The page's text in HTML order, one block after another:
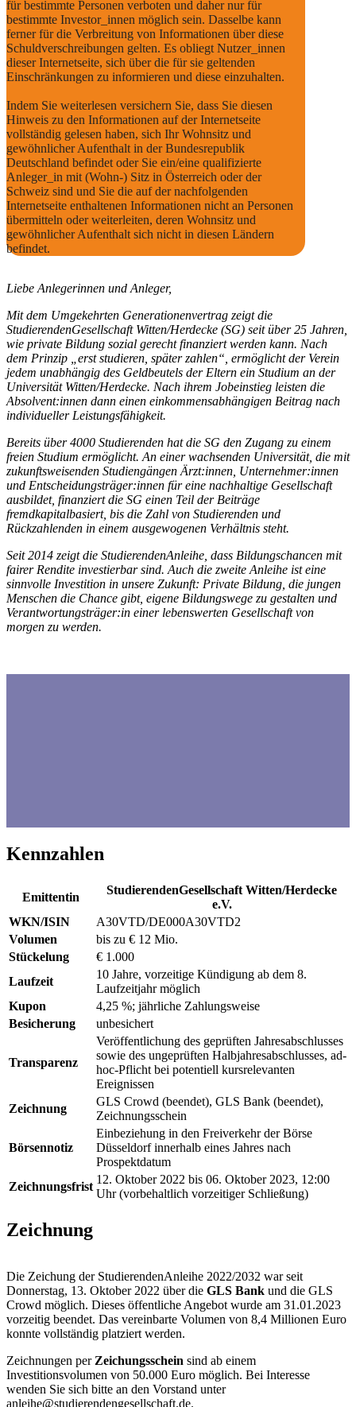
für bestimmte Personen verboten und daher nur für
bestimmte Investor_innen möglich sein. Dasselbe kann
ferner für die Verbreitung von Informationen über diese
Schuldverschreibungen gelten. Es obliegt Nutzer_innen
dieser Internetseite, sich über die für sie geltenden
Einschränkungen zu informieren und diese einzuhalten.
Indem Sie weiterlesen versichern Sie, dass Sie diesen
Hinweis zu den Informationen auf der Internetseite
vollständig gelesen haben, sich Ihr Wohnsitz und
gewöhnlicher Aufenthalt in der Bundesrepublik
Deutschland befindet oder Sie ein/eine qualifizierte
Anleger_in mit (Wohn-) Sitz in Österreich oder der
Schweiz sind und Sie die auf der nachfolgenden
Internetseite enthaltenen Informationen nicht an Personen
übermitteln oder weiterleiten, deren Wohnsitz und
gewöhnlicher Aufenthalt sich nicht in diesen Ländern
befindet.
Liebe Anlegerinnen und Anleger,
Mit dem Umgekehrten Generationenvertrag zeigt die
StudierendenGesellschaft Witten/Herdecke (SG) seit über 25 Jahren,
wie private Bildung sozial gerecht finanziert werden kann. Nach
dem Prinzip „erst studieren, später zahlen“, ermöglicht der Verein
jedem unabhängig des Geldbeutels der Eltern ein Studium an der
Universität Witten/Herdecke. Nach ihrem Jobeinstieg leisten die
Absolvent:innen dann einen einkommensabhängigen Beitrag nach
individueller Leistungsfähigkeit.
Bereits über 4000 Studierenden hat die SG den Zugang zu einem
freien Studium ermöglicht. An einer wachsenden Universität, die mit
zukunftsweisenden Studiengängen Ärzt:innen, Unternehmer:innen
und Entscheidungsträger:innen für eine nachhaltige Gesellschaft
ausbildet, finanziert die SG einen Teil der Beiträge
fremdkapitalbasiert, bis die Zahl von Studierenden und
Rückzahlenden in einem ausgewogenen Verhältnis steht.
Seit 2014 zeigt die StudierendenAnleihe, dass Bildungschancen mit
fairer Rendite investierbar sind. Auch die zweite Anleihe ist eine
sinnvolle Investition in unsere Zukunft: Private Bildung, die jungen
Menschen die Chance gibt, eigene Bildungswege zu gestalten und
Verantwortungsträger:in einer lebenswerten Gesellschaft von
morgen zu werden.
Kennzahlen
Emittentin
StudierendenGesellschaft Witten/Herdecke
e.V.
WKN/ISIN
A30VTD/DE000A30VTD2
Volumen
bis zu € 12 Mio.
Stückelung
€ 1.000
Laufzeit
10 Jahre, vorzeitige Kündigung ab dem 8.
Laufzeitjahr möglich
Kupon
4,25 %; jährliche Zahlungsweise
Besicherung
unbesichert
Transparenz
Veröffentlichung des geprüften Jahresabschlusses
sowie des ungeprüften Halbjahresabschlusses, ad-
hoc-Pflicht bei potentiell kursrelevanten
Ereignissen
Zeichnung
GLS Crowd (beendet), GLS Bank (beendet),
Zeichnungsschein
Börsennotiz
Einbeziehung in den Freiverkehr der Börse
Düsseldorf innerhalb eines Jahres nach
Prospektdatum
Zeichnungsfrist
12. Oktober 2022 bis 06. Oktober 2023, 12:00
Uhr (vorbehaltlich vorzeitiger Schließung)
Zeichnung
Die Zeichung der StudierendenAnleihe 2022/2032 war seit
Donnerstag, 13. Oktober 2022 über die GLS Bank und die GLS
Crowd möglich. Dieses öffentliche Angebot wurde am 31.01.2023
vorzeitig beendet. Das vereinbarte Volumen von 8,4 Millionen Euro
konnte vollständig platziert werden.
Zeichnungen per Zeichungsschein sind ab einem
Investitionsvolumen von 50.000 Euro möglich. Bei Interesse
wenden Sie sich bitte an den Vorstand unter
anleihe@studierendengesellschaft.de.